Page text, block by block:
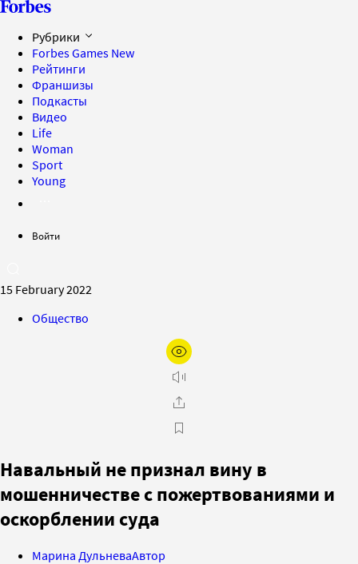
Рубрики
Forbes Games New
Рейтинги
Франшизы
Подкасты
Видео
Life
Woman
Sport
Young
Войти
15 February 2022
Общество
Навальный не признал вину в
мошенничестве с пожертвованиями и
оскорблении суда
Марина ДульневаАвтор